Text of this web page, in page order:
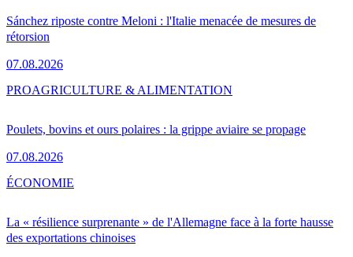
Sánchez riposte contre Meloni : l'Italie menacée de mesures de
rétorsion
07.08.2026
Poulets, bovins et ours polaires : la grippe aviaire se propage
07.08.2026
PROAGRICULTURE & ALIMENTATION
La « résilience surprenante » de l'Allemagne face à la forte hausse
des exportations chinoises
ÉCONOMIE